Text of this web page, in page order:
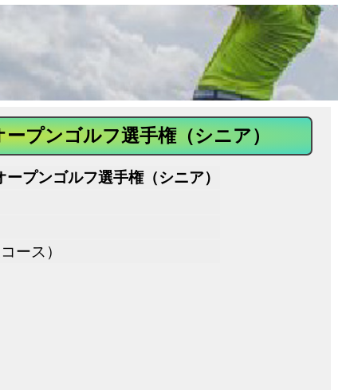
プンゴルフ選手権（シニア）
プンゴルフ選手権（シニア）
ース）